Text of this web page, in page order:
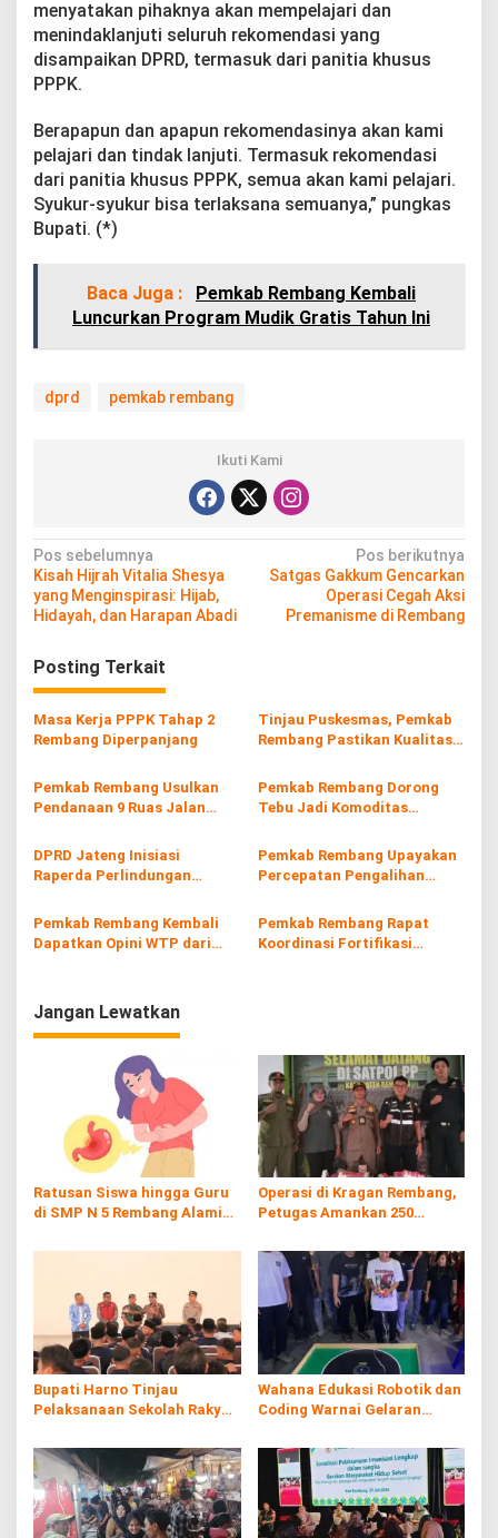
menyatakan pihaknya akan mempelajari dan
menindaklanjuti seluruh rekomendasi yang
disampaikan DPRD, termasuk dari panitia khusus
PPPK.
Berapapun dan apapun rekomendasinya akan kami
pelajari dan tindak lanjuti. Termasuk rekomendasi
dari panitia khusus PPPK, semua akan kami pelajari.
Syukur-syukur bisa terlaksana semuanya,” pungkas
Bupati. (*)
Baca Juga :
Pemkab Rembang Kembali
Luncurkan Program Mudik Gratis Tahun Ini
dprd pemkab rembang
Ikuti Kami
N
a
v
i
g
a
s
i
p
s
Pos sebelumnya
Kisah Hijrah Vitalia Shesya
yang Menginspirasi: Hijab,
Hidayah, dan Harapan Abadi
Pos berikutnya
Satgas Gakkum Gencarkan
Operasi Cegah Aksi
Premanisme di Rembang
Posting Terkait
Masa Kerja PPPK Tahap 2
Rembang Diperpanjang
Tinjau Puskesmas, Pemkab
Rembang Pastikan Kualitas
Pemkab Rembang Usulkan
Pendanaan 9 Ruas Jalan
2026
Pemkab Rembang Dorong
Tebu Jadi Komoditas
DPRD Jateng Inisiasi
Raperda Perlindungan
Pemkab Rembang Upayakan
Percepatan Pengalihan
Sale
Pemkab Rembang Kembali
Dapatkan Opini WTP dari
Pemkab Rembang Rapat
Koordinasi Fortifikasi
Jangan Lewatkan
Ratusan Siswa hingga Guru
di SMP N 5 Rembang Alami
Operasi di Kragan Rembang,
Petugas Amankan 250
Bupati Harno Tinjau
Pelaksanaan Sekolah Rakyat
Wahana Edukasi Robotik dan
Coding Warnai Gelaran